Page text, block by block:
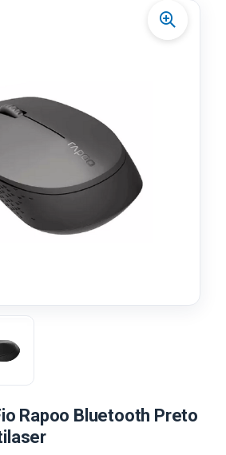
Rapoo Bluetooth Preto